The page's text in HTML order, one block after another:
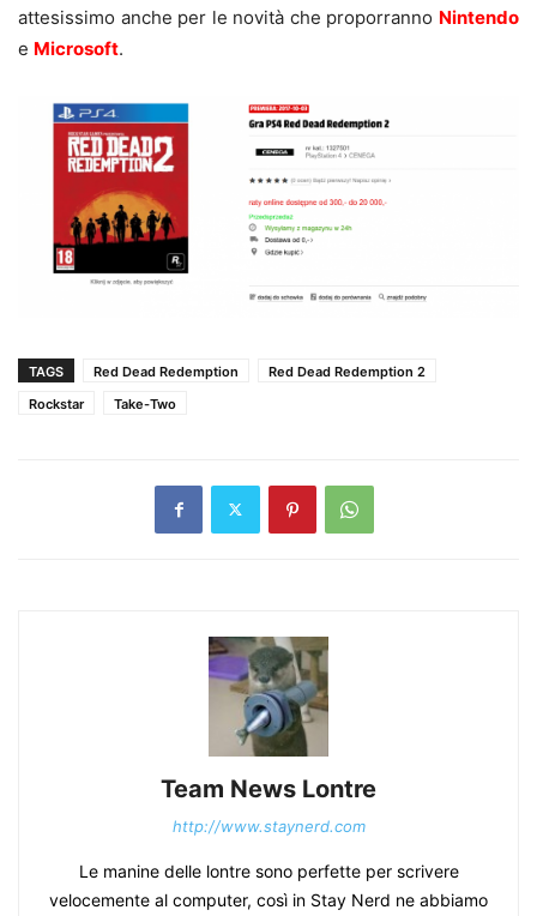
attesissimo anche per le novità che proporranno Nintendo
e Microsoft.
TAGS Red Dead Redemption
Red Dead Redemption 2
Rockstar
Take-Two
Team News Lontre
http://www.staynerd.com
Le manine delle lontre sono perfette per scrivere
velocemente al computer, così in Stay Nerd ne abbiamo